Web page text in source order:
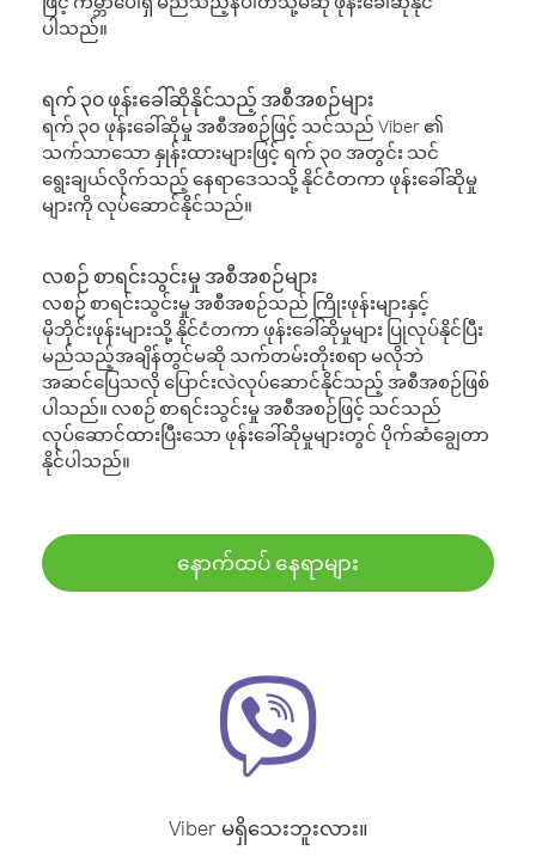
ပါသည်။
ရက် ၃၀ ဖုန်းခေါ်ဆိုနိုင်သည့် အစီအစဉ်များ
ရက် ၃၀ ဖုန်းခေါ်ဆိုမှု အစီအစဉ်ဖြင့် သင်သည် Viber ၏
သက်သာသော နှုန်းထားများဖြင့် ရက် ၃၀ အတွင်း သင်
ရွေးချယ်လိုက်သည့် နေရာဒေသသို့ နိုင်ငံတကာ ဖုန်းခေါ်ဆိုမှု
များကို လုပ်ဆောင်နိုင်သည်။
လစဉ် စာရင်းသွင်းမှု အစီအစဉ်များ
လစဉ် စာရင်းသွင်းမှု အစီအစဉ်သည် ကြိုးဖုန်းများနှင့်
မိုဘိုင်းဖုန်းများသို့ နိုင်ငံတကာ ဖုန်းခေါ်ဆိုမှုများ ပြုလုပ်နိုင်ပြီး
မည်သည့်အချိန်တွင်မဆို သက်တမ်းတိုးစရာ မလိုဘဲ
အဆင်ပြေသလို ပြောင်းလဲလုပ်ဆောင်နိုင်သည့် အစီအစဉ်ဖြစ်
ပါသည်။ လစဉ် စာရင်းသွင်းမှု အစီအစဉ်ဖြင့် သင်သည်
လုပ်ဆောင်ထားပြီးသော ဖုန်းခေါ်ဆိုမှုများတွင် ပိုက်ဆံချွေတာ
နိုင်ပါသည်။
နောက်ထပ် နေရာများ
Viber မရှိသေးဘူးလား။